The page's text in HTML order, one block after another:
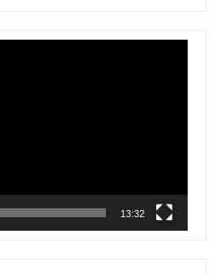
13:32